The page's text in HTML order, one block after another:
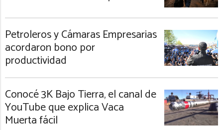
Petroleros y Cámaras Empresarias
acordaron bono por
productividad
Conocé 3K Bajo Tierra, el canal de
YouTube que explica Vaca
Muerta fácil